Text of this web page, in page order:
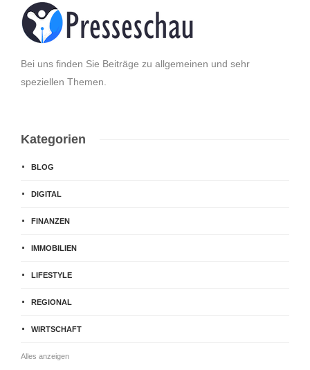
Bei uns finden Sie Beiträge zu allgemeinen und sehr
speziellen Themen.
Kategorien
BLOG
DIGITAL
FINANZEN
IMMOBILIEN
LIFESTYLE
REGIONAL
WIRTSCHAFT
Alles anzeigen